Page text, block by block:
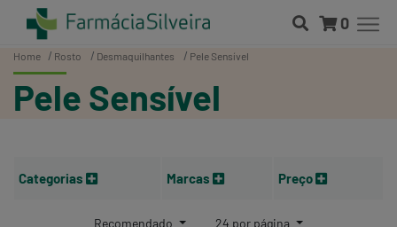
0
Home Rosto Desmaquilhantes Pele Sensível
Pele Sensível
Categorias Marcas Preço
Recomendado 24 por página